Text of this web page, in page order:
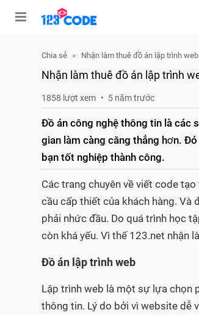
Chia sẻ Nhận làm thuê đồ án lập trình web
Nhận làm thuê đồ án lập trình
1858 lượt xem 5 năm trước
Đồ án công nghệ thông tin là các
gian làm càng căng thẳng hơn.
bạn tốt nghiệp thành công.
Các trang chuyên về viết code
cầu cấp thiết của khách hàng. Và
phải nhức đầu. Do quá trình học
còn khá yếu. Vì thế 123.net nhận
Đồ án lập trình web
Lập trình web là một sự lựa chọn
thông tin. Lý do bởi vì website dễ